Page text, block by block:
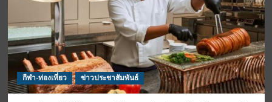
กีฬา-ท่องเที่ยว ข่าวประชาสัมพันธ์